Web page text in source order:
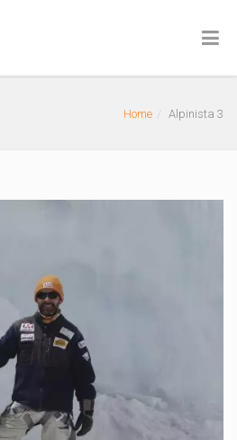
Home Alpinista 3